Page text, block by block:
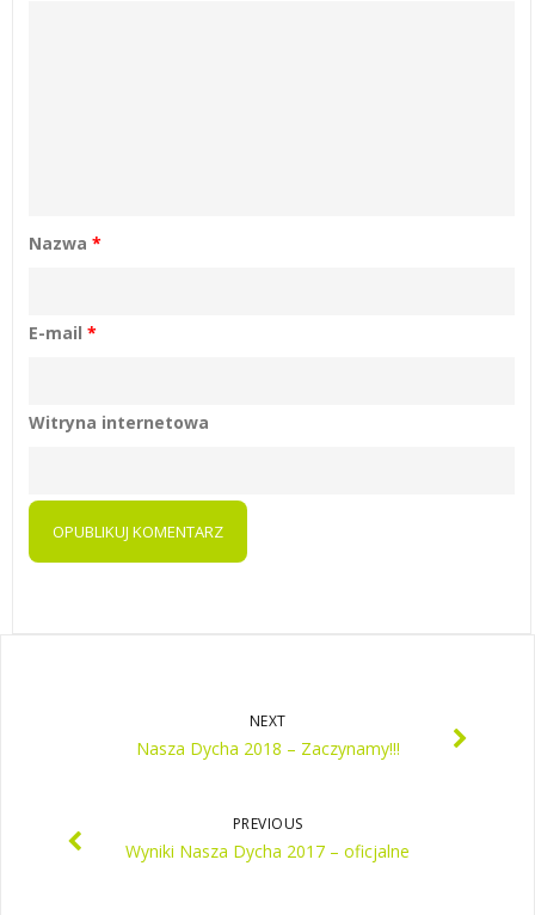
Nazwa *
E-mail *
Witryna internetowa
NEXT
Nasza Dycha 2018 – Zaczynamy!!!
PREVIOUS
Wyniki Nasza Dycha 2017 – oficjalne